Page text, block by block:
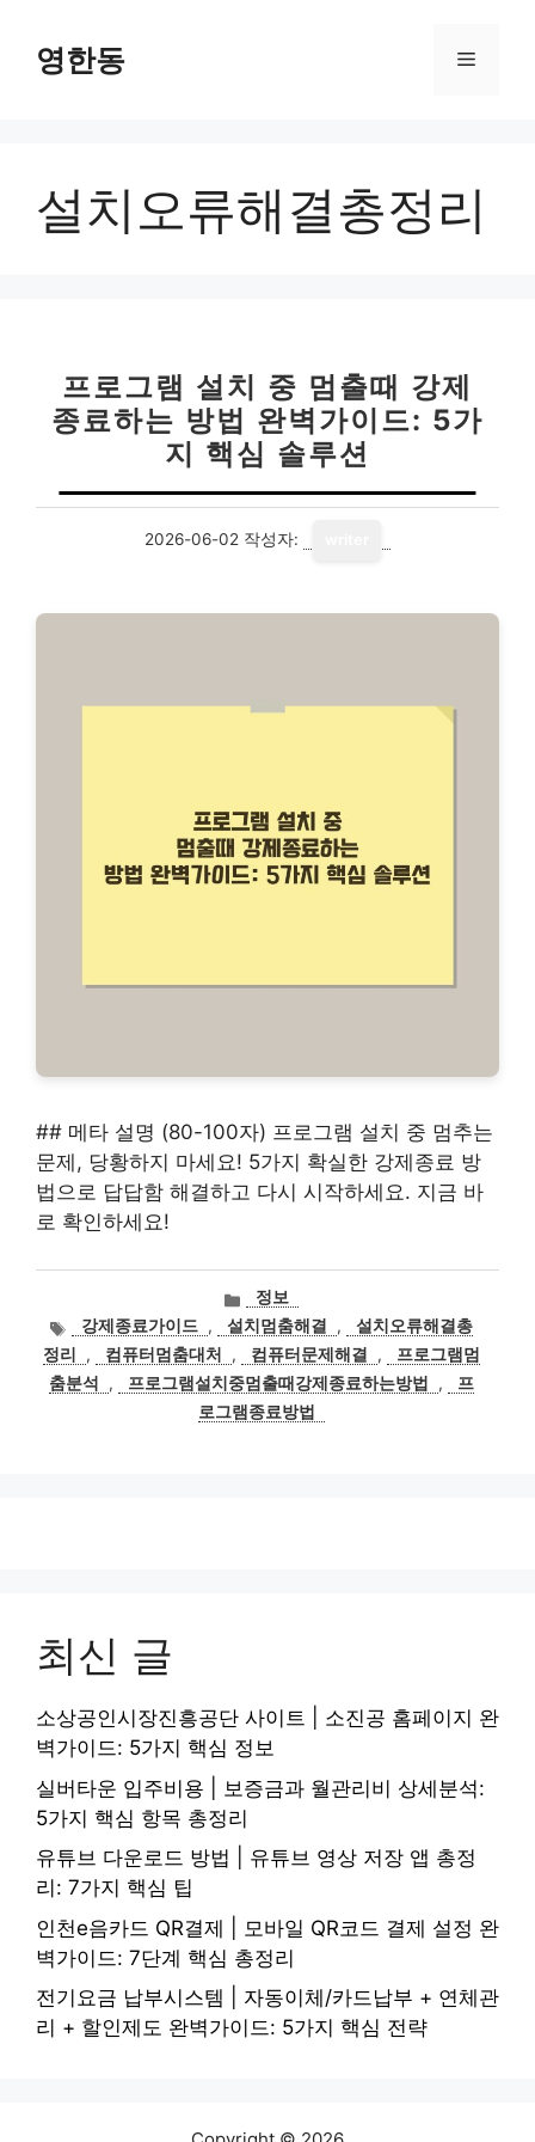
영한동 메
설치오류해결총정리
프로그램 설치 중 멈출때 강제
종료하는 방법 완벽가이드: 5가
지 핵심 솔루션
2026-06-02 작성자:
## 메타 설명 (80-100자) 프로그램 설치 중 멈추는
문제, 당황하지 마세요! 5가지 확실한 강제종료 방
법으로 답답함 해결하고 다시 시작하세요. 지금 바
로 확인하세요!
카
테
고
리
정보
태
그
강제종료가이드 , 설치멈춤해결 ,
설치오류해결총
정리
, 컴퓨터멈춤대처 , 컴퓨터문제해결 ,
프로그램멈
춤분석
, 프로그램설치중멈출때강제종료하는방법 ,
프
로그램종료방법
최신 글
소상공인시장진흥공단 사이트 | 소진공 홈페이지 완
벽가이드: 5가지 핵심 정보
실버타운 입주비용 | 보증금과 월관리비 상세분석:
5가지 핵심 항목 총정리
유튜브 다운로드 방법 | 유튜브 영상 저장 앱 총정
리: 7가지 핵심 팁
인천e음카드 QR결제 | 모바일 QR코드 결제 설정 완
벽가이드: 7단계 핵심 총정리
전기요금 납부시스템 | 자동이체/카드납부 + 연체관
리 + 할인제도 완벽가이드: 5가지 핵심 전략